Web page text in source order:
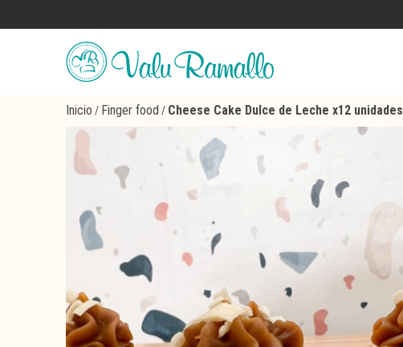
Inicio / Finger food / Cheese Cake Dulce de Leche x12 unidades